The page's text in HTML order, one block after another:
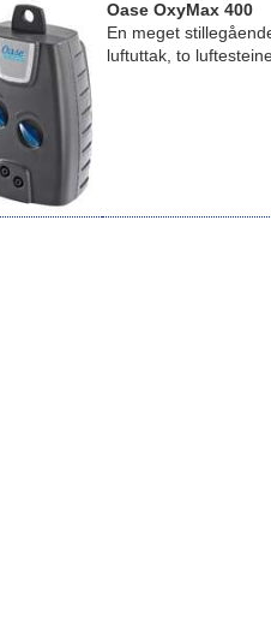
Oase OxyMax 400
En meget
luftuttak, to